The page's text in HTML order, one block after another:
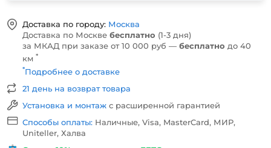
Доставка по городу: Москва
Доставка по Москве бесплатно (1-3 дня)
за МКАД при заказе от 10 000 руб — бесплатно до 40
км *
*Подробнее о доставке
21 день на возврат товара
Установка и монтаж с расширенной гарантией
Способы оплаты: Наличные, Visa, MasterCard, МИР,
Uniteller, Халва